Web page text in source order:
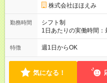
株式会社ほほえみ
勤務時間
シフト制
1日あたりの実働時間
間から6時間 シフト例
良い時間帯で相談に応じ
特徴 週1日からOK
気になる！